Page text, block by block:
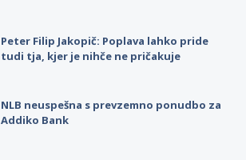
Peter Filip Jakopič: Poplava lahko pride
tudi tja, kjer je nihče ne pričakuje
NLB neuspešna s prevzemno ponudbo za
Addiko Bank